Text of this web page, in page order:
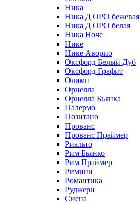
Ника
Ника Д ОРО бежевая
Ника Д ОРО белая
Ника Ноче
Нике
Нике Аворио
Оксфорд Белый Дуб
Оксфорд Графит
Олимп
Орнелла
Орнелла Бьянка
Палермо
Позитано
Прованс
Прованс Праймер
Риальто
Рим Бьянко
Рим Праймер
Римини
Романтика
Руджери
Сиена